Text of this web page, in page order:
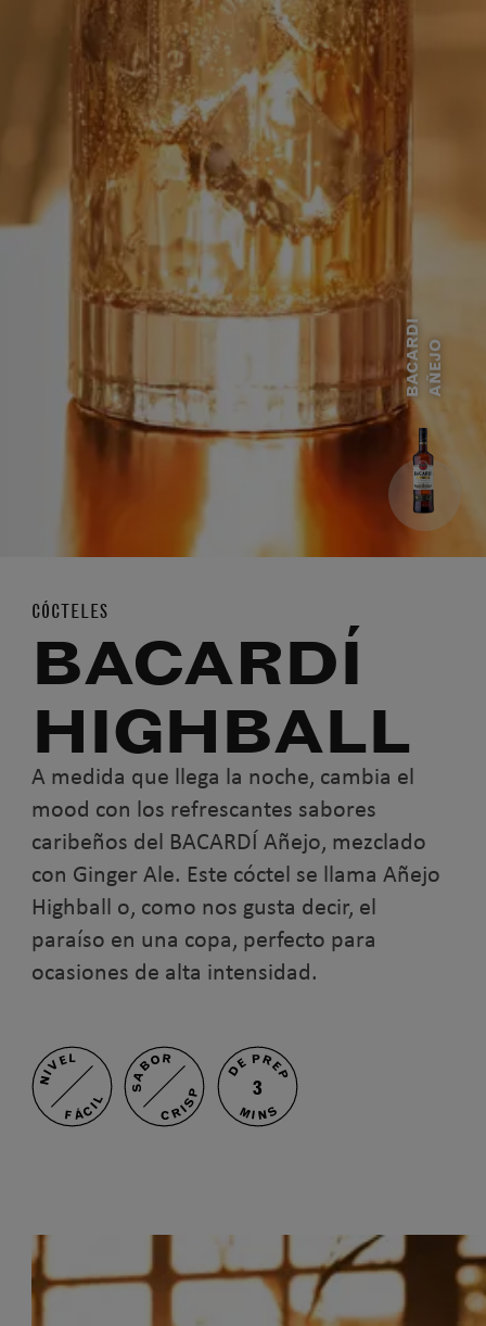
B
A
C
AR
D
I
A
Ñ
E
JO
CÓCTELES
BACARDÍ
HIGHBALL
A medida que llega la noche, cambia el
mood con los refrescantes sabores
caribeños del BACARDÍ Añejo, mezclado
con Ginger Ale. Este cóctel se llama Añejo
Highball o, como nos gusta decir, el
paraíso en una copa, perfecto para
ocasiones de alta intensidad.
NIVEL
FÁCIL
SABOR
CRISP
DE PREP
3
MINS